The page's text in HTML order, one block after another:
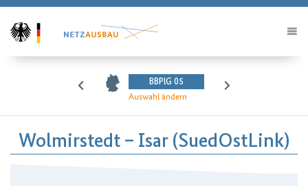
BBPlG 05
Auswahl ändern
Wolmirstedt – Isar (SuedOstLink)